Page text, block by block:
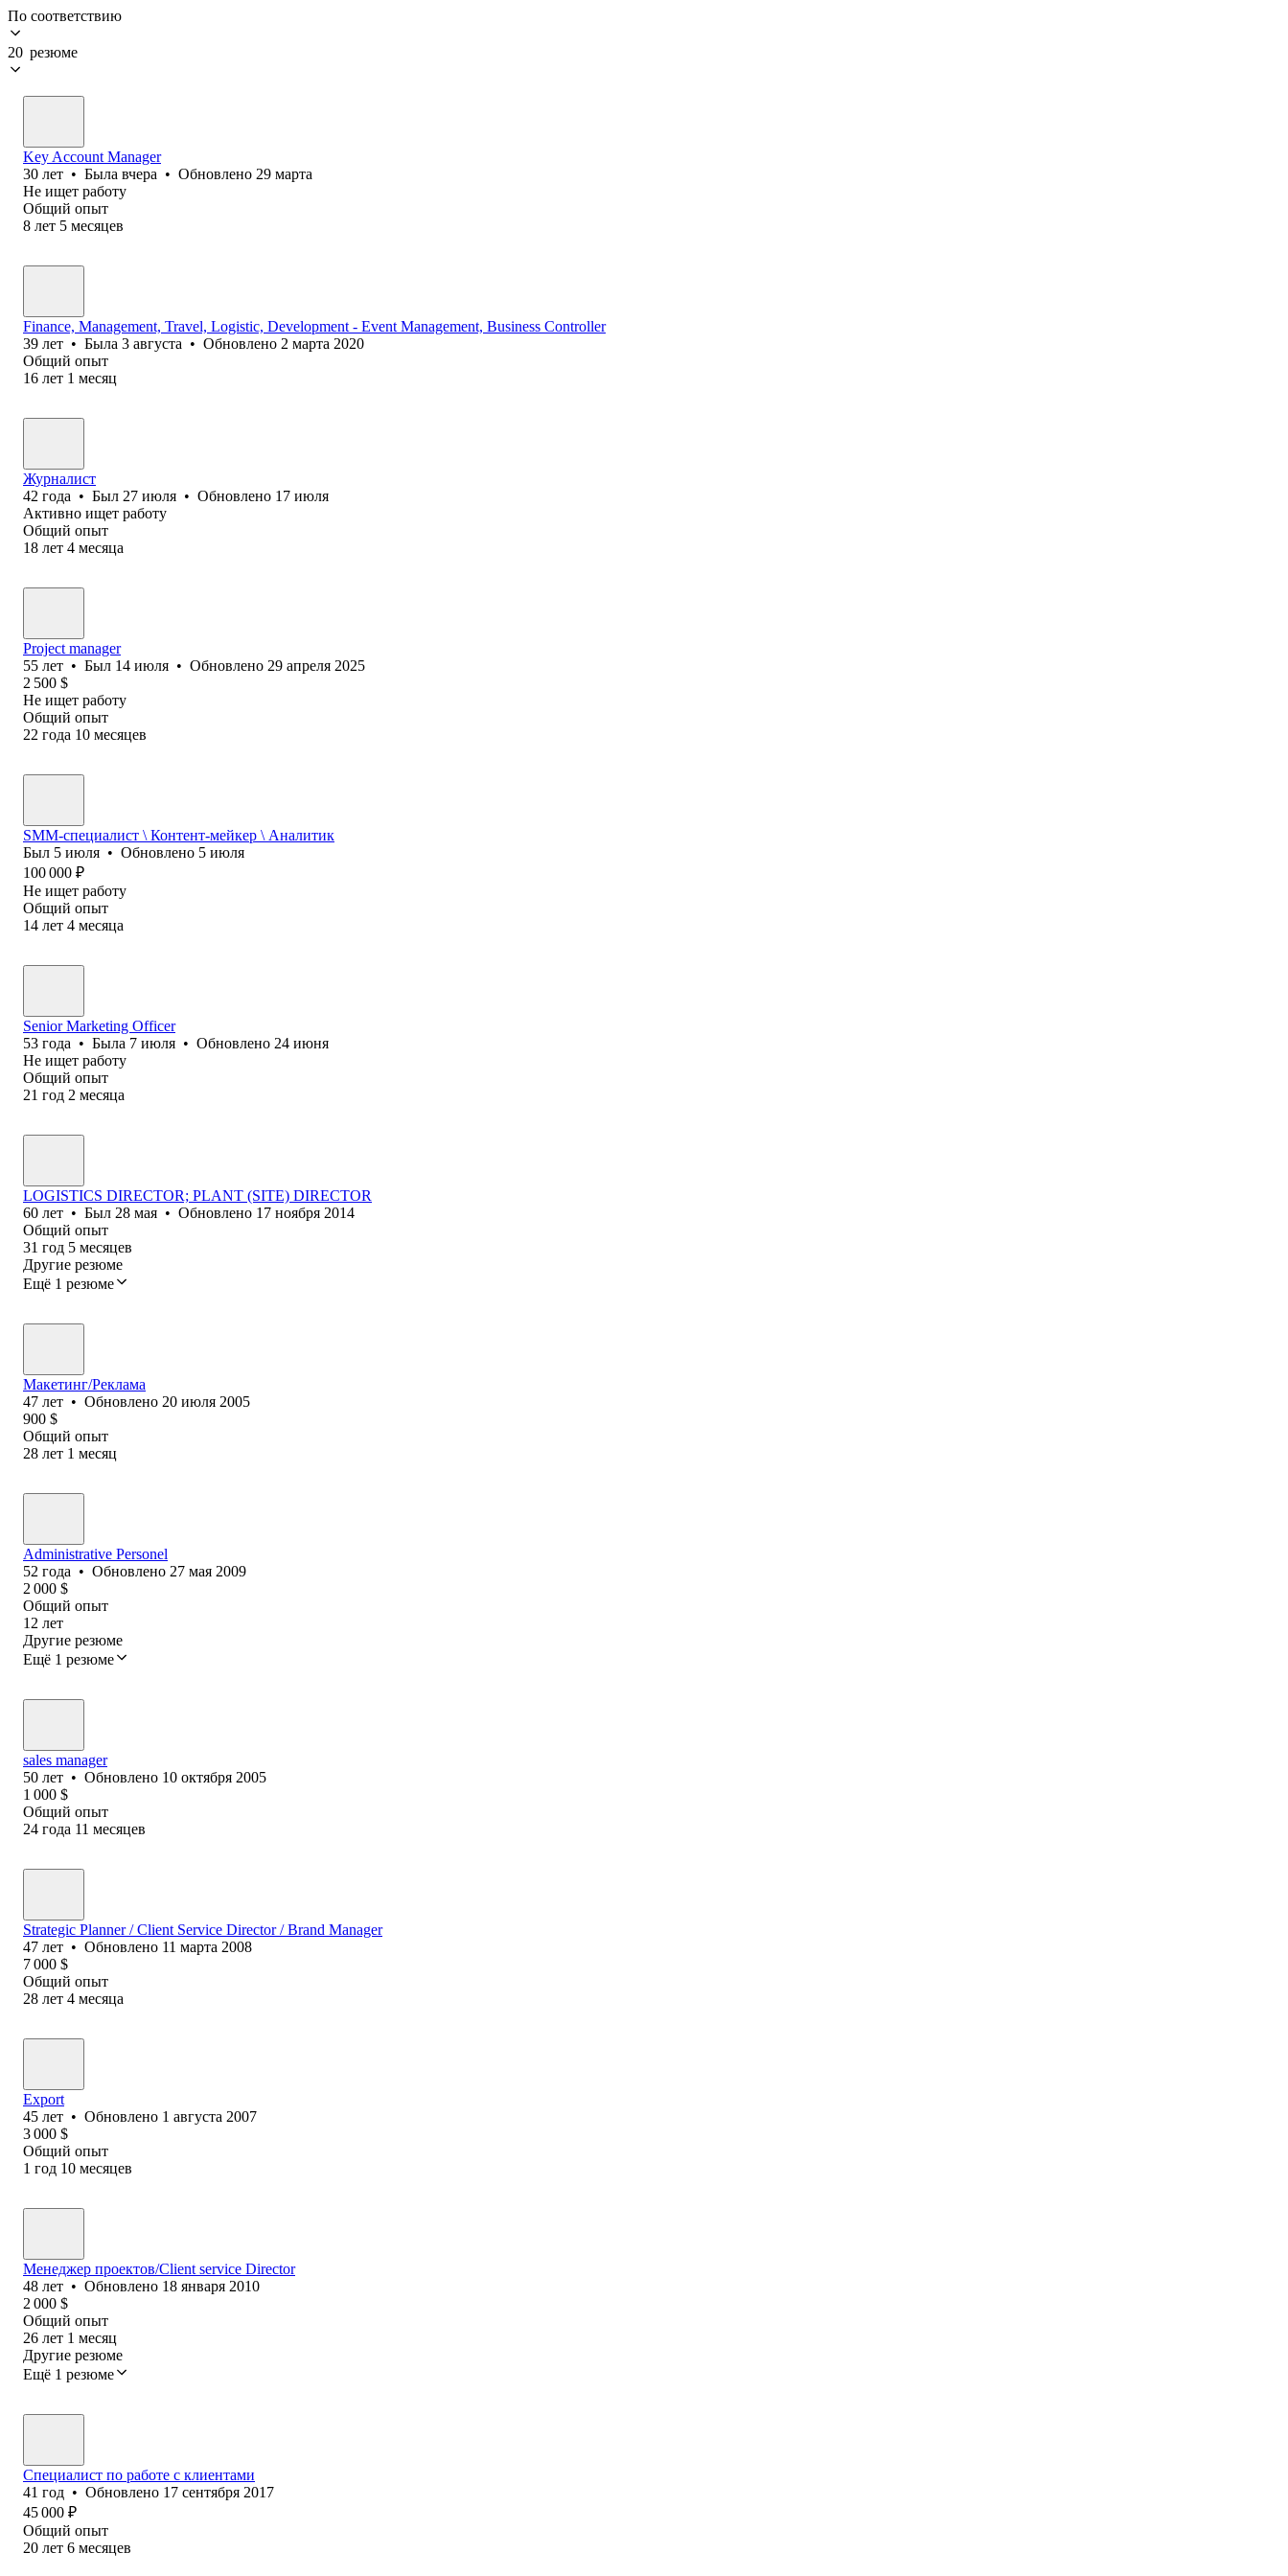
По соответствию
20 резюме
Key Account Manager
30 лет • Была вчера • Обновлено 29 марта
Не ищет работу
Общий опыт
8 лет 5 месяцев
Finance, Management, Travel, Logistic, Development - Event Management, Business Controller
39 лет • Была 3 августа • Обновлено 2 марта 2020
Общий опыт
16 лет 1 месяц
Журналист
42 года • Был 27 июля • Обновлено 17 июля
Активно ищет работу
Общий опыт
18 лет 4 месяца
Project manager
55 лет • Был 14 июля • Обновлено 29 апреля 2025
2 500 $
Не ищет работу
Общий опыт
22 года 10 месяцев
SMM-специалист \ Контент-мейкер \ Аналитик
Был 5 июля • Обновлено 5 июля
100 000 ₽
Не ищет работу
Общий опыт
14 лет 4 месяца
Senior Marketing Officer
53 года • Была 7 июля • Обновлено 24 июня
Не ищет работу
Общий опыт
21 год 2 месяца
LOGISTICS DIRECTOR; PLANT (SITE) DIRECTOR
60 лет • Был 28 мая • Обновлено 17 ноября 2014
Общий опыт
31 год 5 месяцев
Другие резюме
Ещё 1 резюме
Макетинг/Реклама
47 лет • Обновлено 20 июля 2005
900 $
Общий опыт
28 лет 1 месяц
Administrative Personel
52 года • Обновлено 27 мая 2009
2 000 $
Общий опыт
12 лет
Другие резюме
Ещё 1 резюме
sales manager
50 лет • Обновлено 10 октября 2005
1 000 $
Общий опыт
24 года 11 месяцев
Strategic Planner / Client Service Director / Brand Manager
47 лет • Обновлено 11 марта 2008
7 000 $
Общий опыт
28 лет 4 месяца
Export
45 лет • Обновлено 1 августа 2007
3 000 $
Общий опыт
1 год 10 месяцев
Менеджер проектов/Client service Director
48 лет • Обновлено 18 января 2010
2 000 $
Общий опыт
26 лет 1 месяц
Другие резюме
Ещё 1 резюме
Специалист по работе с клиентами
41 год • Обновлено 17 сентября 2017
45 000 ₽
Общий опыт
20 лет 6 месяцев